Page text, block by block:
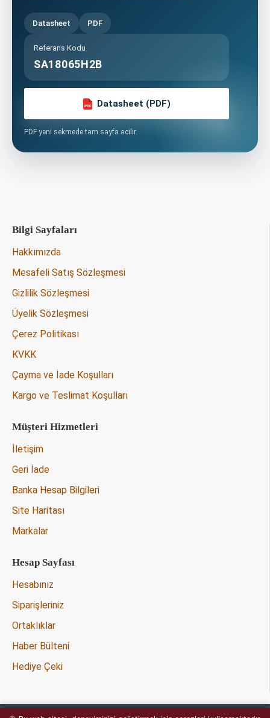
Datasheet PDF
Referans Kodu
SA18065H2B
PDF Datasheet (PDF)
PDF yeni sekmede tam sayfa acilir.
Bilgi Sayfaları
Hakkımızda
Mesafeli Satış Sözleşmesi
Gizlilik Sözleşmesi
Üyelik Sözleşmesi
Çerez Politikası
KVKK
Çayma ve İade Koşulları
Kargo ve Teslimat Koşulları
Müşteri Hizmetleri
İletişim
Geri İade
Banka Hesap Bilgileri
Site Haritası
Markalar
Hesap Sayfası
Hesabınız
Siparişleriniz
Ortaklıklar
Haber Bülteni
Hediye Çeki